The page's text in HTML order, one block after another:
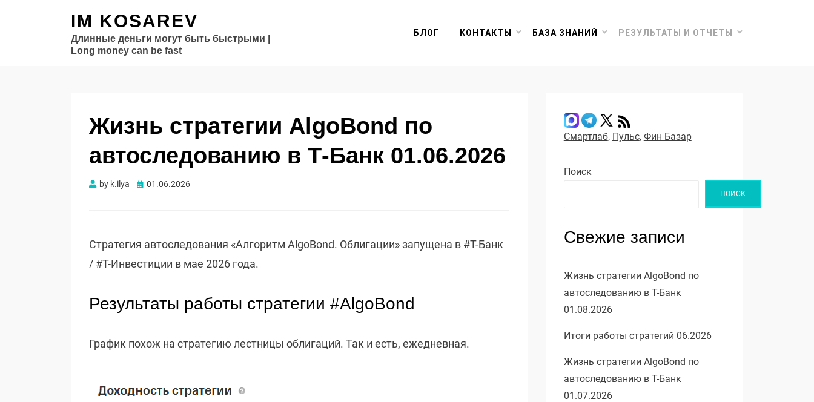
IM KOSAREV
Длинные деньги могут быть быстрыми |
Long money can be fast
БЛОГ КОНТАКТЫ БАЗА ЗНАНИЙ РЕЗУЛЬТАТЫ И ОТЧЕТЫ
Жизнь стратегии AlgoBond по
автоследованию в Т-Банк 01.06.2026
by k.ilya Опубликовано
01.06.2026
Стратегия автоследования «Алгоритм AlgoBond. Облигации» запущена в #Т-Банк
/ #Т-Инвестиции в мае 2026 года.
Результаты работы стратегии #AlgoBond
График похож на стратегию лестницы облигаций. Так и есть, ежедневная.
Смартлаб, Пульс, Фин Базар
Поиск
ПОИСК
Свежие записи
Жизнь стратегии AlgoBond по
автоследованию в Т-Банк
01.08.2026
Итоги работы стратегий 06.2026
Жизнь стратегии AlgoBond по
автоследованию в Т-Банк
01.07.2026